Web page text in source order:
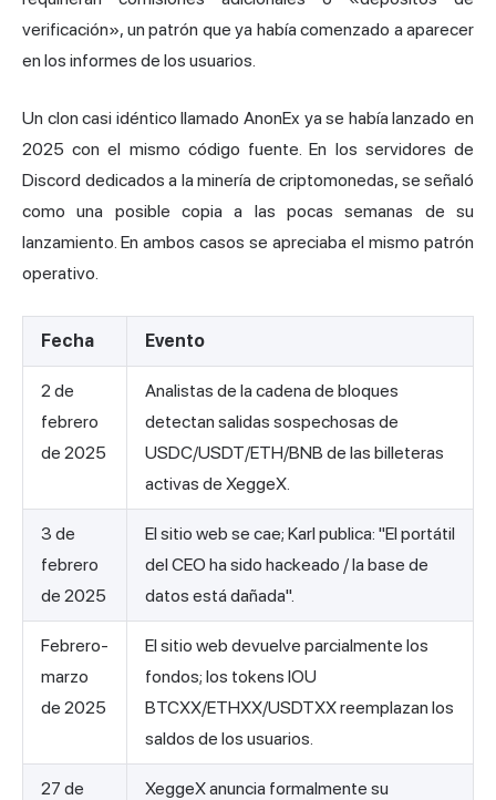
verificación», un patrón que ya había comenzado a aparecer
en los informes de los usuarios.
Un clon casi idéntico llamado AnonEx ya se había lanzado en
2025 con el mismo código fuente. En los servidores de
Discord dedicados a la minería de criptomonedas, se señaló
como una posible copia a las pocas semanas de su
lanzamiento. En ambos casos se apreciaba el mismo patrón
operativo.
Fecha Evento
2 de
febrero
de 2025
Analistas de la cadena de bloques
detectan salidas sospechosas de
USDC/USDT/ETH/BNB de las billeteras
activas de XeggeX.
3 de
febrero
de 2025
El sitio web se cae; Karl publica: "El portátil
del CEO ha sido hackeado / la base de
datos está dañada".
Febrero-
marzo
de 2025
El sitio web devuelve parcialmente los
fondos; los tokens IOU
BTCXX/ETHXX/USDTXX reemplazan los
saldos de los usuarios.
27 de XeggeX anuncia formalmente su